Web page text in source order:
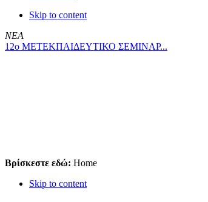
Skip to content
ΝΕΑ
12ο ΜΕΤΕΚΠΑΙΔΕΥΤΙΚΟ ΣΕΜΙΝΑΡ...
Βρίσκεστε εδώ: Home
Skip to content